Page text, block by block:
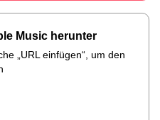
Music herunter
„URL einfügen“, um den